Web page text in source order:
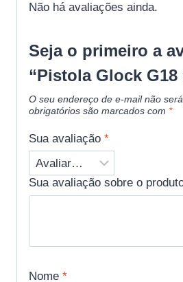
Não há avaliações ainda.
Seja o primeiro a
“Pistola Glock G18
O seu endereço de e-mail não
obrigatórios são marcados com *
Sua avaliação *
Sua avaliação sobre o
Nome *